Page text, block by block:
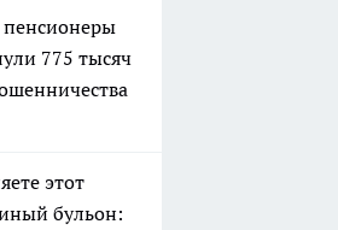
775 тысяч
этот
бульон: